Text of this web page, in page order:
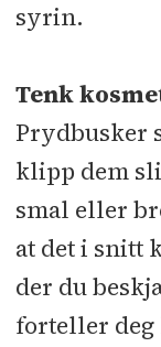
syrin.
Tenk
Prydbusker
klipp dem
smal eller
at det i snitt
der du
forteller